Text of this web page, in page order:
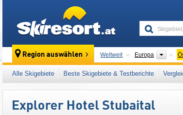
Region auswählen Weltweit Europa
Dieses Skigebiet liegt auch in:
Snow Card
Alpen, Westeuropa,
Alle Skigebiete Beste Skigebiete & Testberichte
Explorer Hotel Stubaital